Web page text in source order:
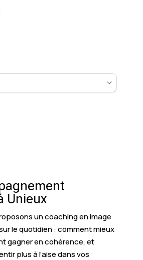
Unieux
un coaching en image
le quotidien : comment mieux
gagner en cohérence, et
plus à l’aise dans vos